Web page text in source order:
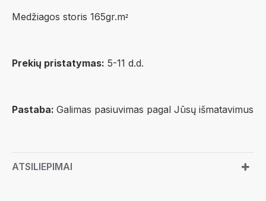
Medžiagos storis 165gr.m²
Prekių pristatymas: 5-11 d.d.
Pastaba: Galimas pasiuvimas pagal Jūsų išmatavimus
ATSILIEPIMAI